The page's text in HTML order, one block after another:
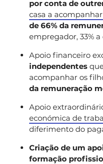
por conta de
casa a
de 66% da
empregador, 33%
Apoio financeiro
independentes
acompanhar os
da remuneração
Apoio
económica de
diferimento do
Criação de um
formação